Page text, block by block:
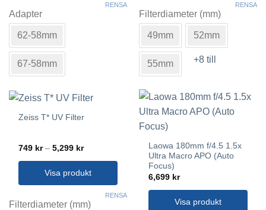
här
produkten
har
flera
varianter.
De
alternativen
kan
produktsidan
Adapter
62-58mm
67-58mm
RENSA
här
produkten
har
flera
varianter.
De
alternativen
kan
väljas
produktsidan
Filterdiameter (mm)
49mm 52mm
55mm +8 till
RENSA
Zeiss T* UV Filter
749 kr – 5,299 krPrisintervall:
till
5,299 kr
Visa produkt
här
Filterdiameter (mm)
RENSA
Laowa 180mm f/4.5 1.5x
Ultra Macro APO (Auto
Focus)
6,699 kr
Visa produkt